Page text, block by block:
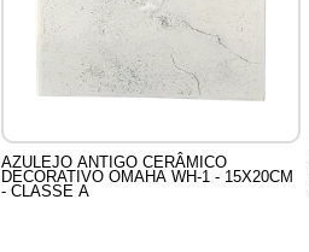
AZULEJO ANTIGO CERÂMICO
DECORATIVO OMAHA WH-1 - 15X20CM
- CLASSE A